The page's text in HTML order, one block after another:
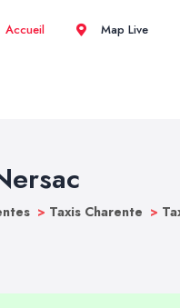
Accueil Map Live
> Taxis Charente >